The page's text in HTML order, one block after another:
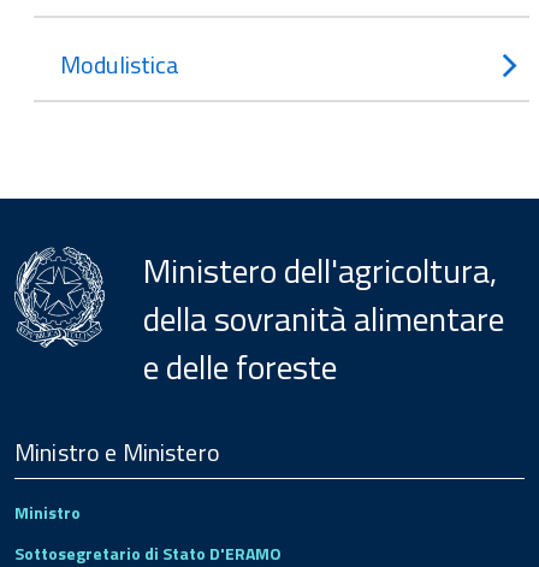
Modulistica
Ministero dell'agricoltura,
della sovranità alimentare
e delle foreste
Footer
Ministro e Ministero
Ministro
Sottosegretario di Stato D'ERAMO